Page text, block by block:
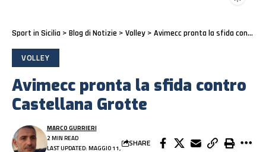
Sport in Sicilia > Blog di Notizie > Volley > Avimecc pronta la sfida contro Castellana Grotte
VOLLEY
Avimecc pronta la sfida contro
Castellana Grotte
LAST UPDATED: MAGGIO 11,
MARCO GURRIERI
2 MIN READ
SHARE